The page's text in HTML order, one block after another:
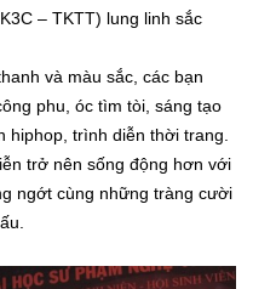
– TKTT) lung linh sắc
và màu sắc, các bạn
phu, óc tìm tòi, sáng tạo
hiphop, trình diễn thời trang.
trở nên sống động hơn với
ngớt cùng những tràng cười